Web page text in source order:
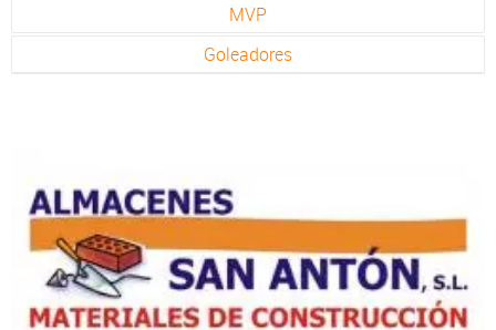
MVP
Goleadores